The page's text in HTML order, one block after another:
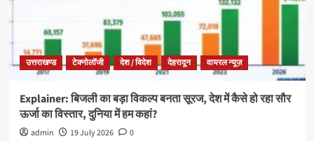
उत्तराखण्ड टेक्नोलॉजी देश / विदेश देहरादून वायरल न्यूज़
Explainer: बिजली का बड़ा विकल्प बनता सूरज, देश में कैसे हो रहा सौर
ऊर्जा का विस्तार, दुनिया में हम कहां?
admin 19 July 2026 0